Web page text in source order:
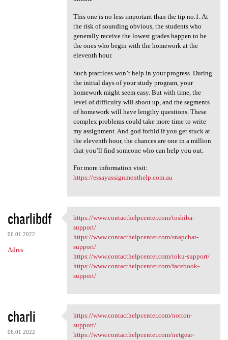
This one is no less important than the tip no.1. At
the risk of sounding obvious, the students who
generally receive the lowest grades happen to be
the ones who begin with the homework at the
eleventh hour.
Such practices won’t help in your progress. During
the initial days of your study program, your
homework might seem easy. But with time, the
level of difficulty will shoot up, and the segments
of homework will have lengthy questions. These
complex problems could take more time to write
my assignment. And god forbid if you get stuck at
the eleventh hour, the chances are one in a million
that you’ll find someone who can help you out.
For more information visit:
https://essayassignmenthelp.com.au
charlibdf
06.01.2022
Adres
https://www.contacthelpcenter
https://www.contacthelpcenter.com/toshiba-
support/
https://www.contacthelpcenter.com/snapchat-
support/
https://www.contacthelpcenter.com/roku-support/
https://www.contacthelpcenter.com/facebook-
support/
charli
06.01.2022
https://www.contacthelpcenter
https://www.contacthelpcenter.com/norton-
support/
https://www.contacthelpcenter.com/netgear-